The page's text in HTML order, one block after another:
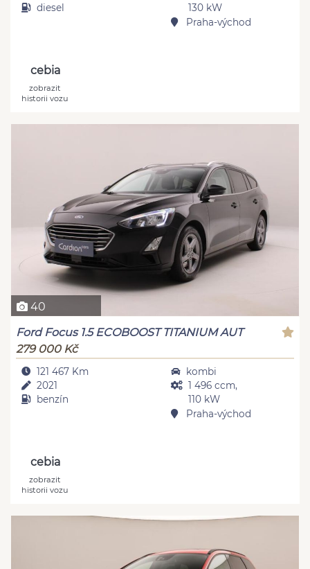
diesel
130 kW
Praha-východ
cebia
zobrazit
historii vozu
40
Ford Focus 1.5 ECOBOOST TITANIUM AUT
279 000 Kč
121 467 Km
2021
benzín
kombi
1 496 ccm,
110 kW
Praha-východ
cebia
zobrazit
historii vozu